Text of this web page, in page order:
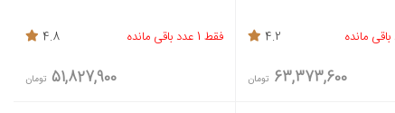
4.2
63,373,600 تومان
فقط 1 عدد باقی مانده 4.8
51,827,900 تومان